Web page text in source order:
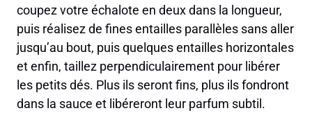
coupez votre échalote en deux dans la longueur,
puis réalisez de fines entailles parallèles sans aller
jusqu’au bout, puis quelques entailles horizontales
et enfin, taillez perpendiculairement pour libérer
les petits dés. Plus ils seront fins, plus ils fondront
dans la sauce et libéreront leur parfum subtil.